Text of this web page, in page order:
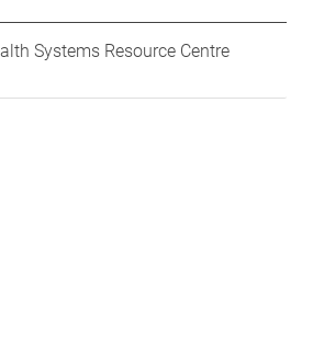
Systems Resource Centre